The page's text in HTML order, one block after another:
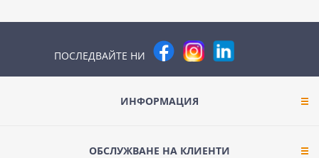
ПОСЛЕДВАЙТЕ НИ
ИНФОРМАЦИЯ
ОБСЛУЖВАНЕ НА КЛИЕНТИ